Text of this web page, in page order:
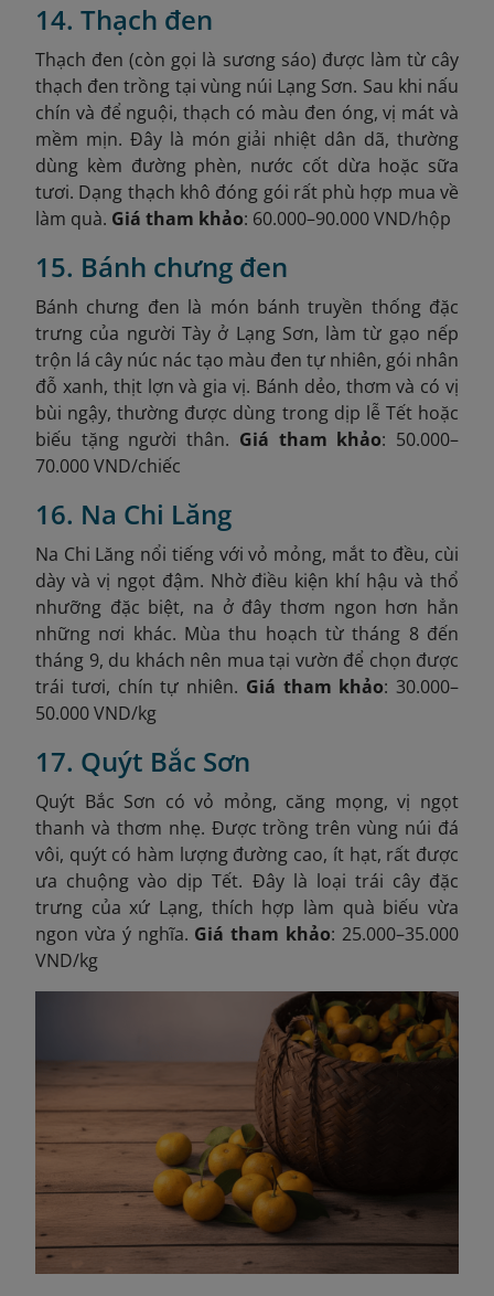
14. Thạch đen
Thạch đen (còn gọi là sương sáo) được làm từ cây
thạch đen trồng tại vùng núi Lạng Sơn. Sau khi nấu
chín và để nguội, thạch có màu đen óng, vị mát và
mềm mịn. Đây là món giải nhiệt dân dã, thường
dùng kèm đường phèn, nước cốt dừa hoặc sữa
tươi. Dạng thạch khô đóng gói rất phù hợp mua về
làm quà. Giá tham khảo: 60.000–90.000 VND/hộp
15. Bánh chưng đen
Bánh chưng đen là món bánh truyền thống đặc
trưng của người Tày ở Lạng Sơn, làm từ gạo nếp
trộn lá cây núc nác tạo màu đen tự nhiên, gói nhân
đỗ xanh, thịt lợn và gia vị. Bánh dẻo, thơm và có vị
bùi ngậy, thường được dùng trong dịp lễ Tết hoặc
biếu tặng người thân. Giá tham khảo: 50.000–
70.000 VND/chiếc
16. Na Chi Lăng
Na Chi Lăng nổi tiếng với vỏ mỏng, mắt to đều, cùi
dày và vị ngọt đậm. Nhờ điều kiện khí hậu và thổ
nhưỡng đặc biệt, na ở đây thơm ngon hơn hẳn
những nơi khác. Mùa thu hoạch từ tháng 8 đến
tháng 9, du khách nên mua tại vườn để chọn được
trái tươi, chín tự nhiên. Giá tham khảo: 30.000–
50.000 VND/kg
17. Quýt Bắc Sơn
Quýt Bắc Sơn có vỏ mỏng, căng mọng, vị ngọt
thanh và thơm nhẹ. Được trồng trên vùng núi đá
vôi, quýt có hàm lượng đường cao, ít hạt, rất được
ưa chuộng vào dịp Tết. Đây là loại trái cây đặc
trưng của xứ Lạng, thích hợp làm quà biếu vừa
ngon vừa ý nghĩa. Giá tham khảo: 25.000–35.000
VND/kg